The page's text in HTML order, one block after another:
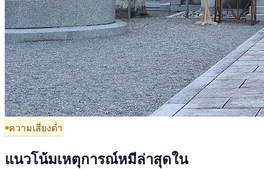
ความเสี่ยงต่ำ
แนวโน้มเหตุการณ์หมีล่าสุดใน